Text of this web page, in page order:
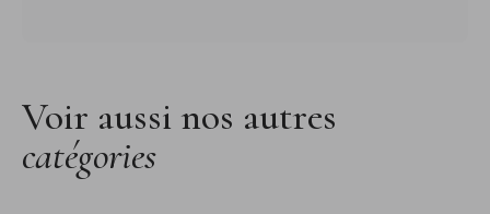
Voir aussi nos autres
catégories